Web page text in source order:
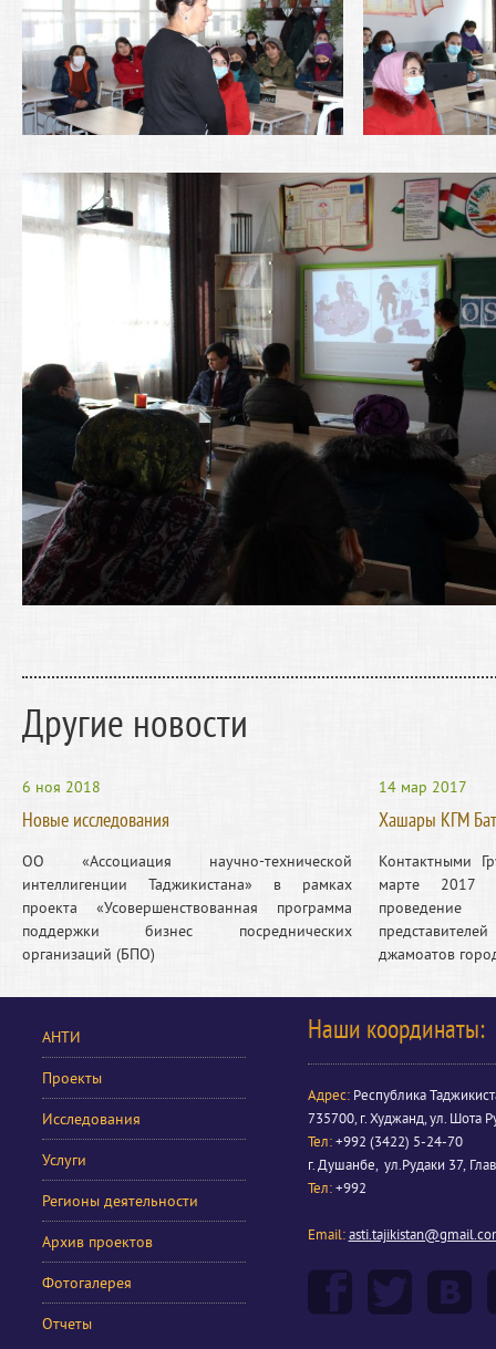
Другие новости
6 ноя 2018
Новые исследования
ОО «Ассоциация научно-технической
интеллигенции Таджикистана» в рамках
проекта «Усовершенствованная программа
поддержки бизнес посреднических
организаций (БПО)
14 мар 2017
Хашары КГМ
Контактными
марте 2017
джамоатов
АНТИ
Проекты
Исследования
Услуги
Регионы деятельности
Архив проектов
Фотогалерея
Отчеты
Наши координаты:
Адрес: Республика
735700, г. Худжанд, ул. Шота
Тел:+992 (3422) 5-24-70
г. Душанбе, ул.Рудаки 37,
Тел:+992
Email: